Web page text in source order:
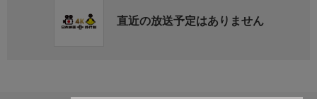
直近の放送予定はありません